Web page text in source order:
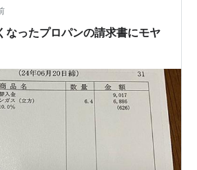
なったプロパンの請求書にモヤ